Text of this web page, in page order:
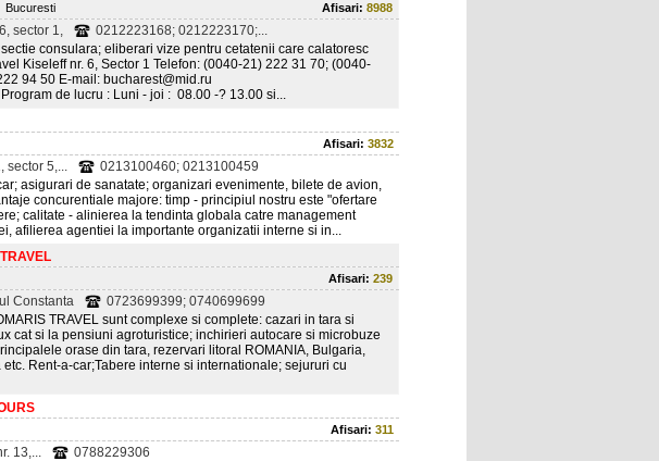
Bucuresti Afisari: 8988
sector 1,
0212223168; 0212223170;...
consulara; eliberari vize pentru cetatenii care calatoresc
Kiseleff nr. 6, Sector 1 Telefon: (0040-21) 222 31 70; (0040-
94 50 E-mail: bucharest@mid.ru
de lucru : Luni - joi : 08.00 -? 13.00 si...
Afisari: 3832
sector 5,...
0213100460; 0213100459
asigurari de sanatate; organizari evenimente, bilete de avion,
concurentiale majore: timp - principiul nostru este "ofertare
calitate - alinierea la tendinta globala catre management
afilierea agentiei la importante organizatii interne si in...
Afisari: 239
Constanta
0723699399; 0740699699
TRAVEL sunt complexe si complete: cazari in tara si
cat si la pensiuni agroturistice; inchirieri autocare si microbuze
orase din tara, rezervari litoral ROMANIA, Bulgaria,
Rent-a-car;Tabere interne si internationale; sejururi cu
Afisari: 311
13,...
0788229306